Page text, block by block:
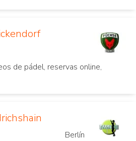
de pádel, reservas online,
Berlín